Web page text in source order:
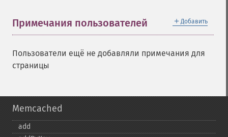
＋ Добавить
Примечания пользователей
Пользователи ещё не добавляли примечания для
страницы
Memcached
add